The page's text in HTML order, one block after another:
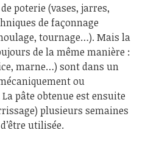
poterie (vases, jarres,
de façonnage
tournage…). Mais la
de la même manière :
marne…) sont dans un
ou
pâte obtenue est ensuite
plusieurs semaines
utilisée.